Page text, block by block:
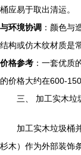
桶应易于取出清运。
与环境协调 ：颜色与
结构或仿木纹材质是
价格参考 ：一套优质
的价格大约在600-
三、 加工实木垃
加工实木垃圾桶
杉木）作为外部装饰